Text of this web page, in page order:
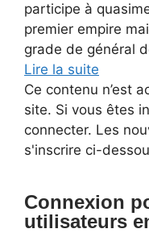
participe à
premier empire
grade de général
Lire la suite
Ce contenu n’est
site. Si vous êtes
connecter. Les
s'inscrire ci-
Connexion
utilisateurs